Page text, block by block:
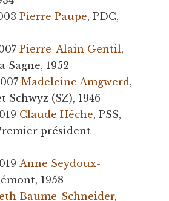
Pierre Paupe, PDC,
Pierre-Alain Gentil,
Sagne, 1952
Madeleine Amgwerd,
Schwyz (SZ), 1946
Claude Hêche, PSS,
président
Anne Seydoux-
1958
Baume-Schneider,